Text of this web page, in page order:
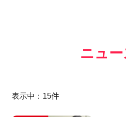
ニュー
表示中： 15件